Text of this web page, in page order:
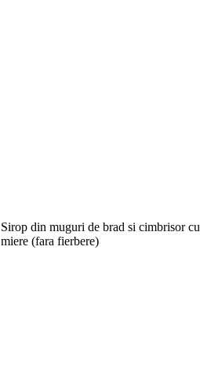
Sirop din muguri de brad si cimbrisor cu
miere (fara fierbere)